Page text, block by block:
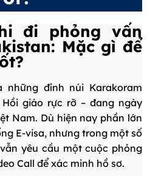
đi phỏng vấn
Mặc gì để
những đỉnh núi Karakoram
giáo rực rỡ – đang ngày
Nam. Dù hiện nay phần lớn
E-visa, nhưng trong một số
yêu cầu một cuộc phỏng
Call để xác minh hồ sơ.